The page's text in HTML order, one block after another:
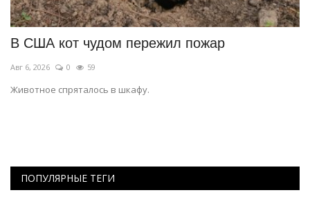
В США кот чудом пережил пожар
Авг 6, 2026 0 59
Животное спряталось в шкафу.
ПОПУЛЯРНЫЕ ТЕГИ